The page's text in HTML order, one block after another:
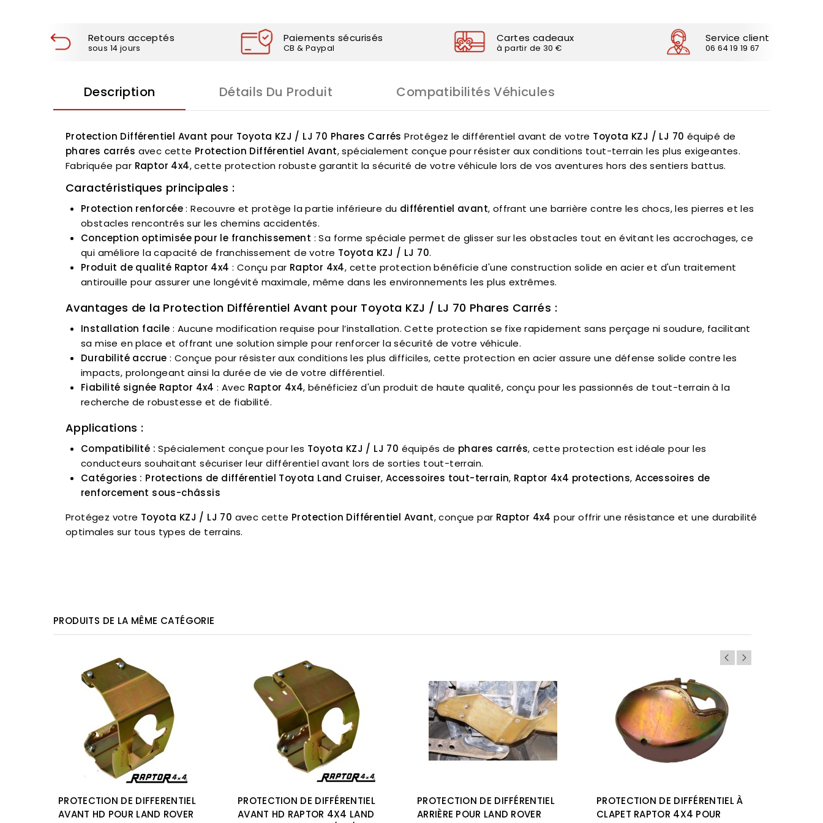
Retours acceptés
sous 14 jours
Paiements sécurisés
CB & Paypal
Cartes cadeaux
à partir de 30 €
Service client
06 64 19 19 67
Description Détails Du Produit Compatibilités Véhicules
Protection Différentiel Avant pour Toyota KZJ / LJ 70 Phares Carrés Protégez le différentiel avant de votre Toyota KZJ / LJ 70 équipé de
phares carrés avec cette Protection Différentiel Avant, spécialement conçue pour résister aux conditions tout-terrain les plus exigeantes.
Fabriquée par Raptor 4x4, cette protection robuste garantit la sécurité de votre véhicule lors de vos aventures hors des sentiers battus.
Caractéristiques principales :
Protection renforcée: Recouvre et protège la partie inférieure du différentiel avant, offrant une barrière contre les chocs, les pierres et les
obstacles rencontrés sur les chemins accidentés.
Conception optimisée pour le franchissement : Sa forme spéciale permet de glisser sur les obstacles tout en évitant les accrochages, ce
qui améliore la capacité de franchissement de votre Toyota KZJ / LJ 70.
Produit de qualité Raptor 4x4 : Conçu par Raptor 4x4, cette protection bénéficie d'une construction solide en acier et d'un traitement
antirouille pour assurer une longévité maximale, même dans les environnements les plus extrêmes.
Avantages de la Protection Différentiel Avant pour Toyota KZJ / LJ 70 Phares Carrés :
Installation facile : Aucune modification requise pour l’installation. Cette protection se fixe rapidement sans perçage ni soudure, facilitant
sa mise en place et offrant une solution simple pour renforcer la sécurité de votre véhicule.
Durabilité accrue : Conçue pour résister aux conditions les plus difficiles, cette protection en acier assure une défense solide contre les
impacts, prolongeant ainsi la durée de vie de votre différentiel.
Fiabilité signée Raptor 4x4 : Avec Raptor 4x4, bénéficiez d'un produit de haute qualité, conçu pour les passionnés de tout-terrain à la
recherche de robustesse et de fiabilité.
Applications :
Compatibilité : Spécialement conçue pour les Toyota KZJ / LJ 70 équipés de phares carrés, cette protection est idéale pour les
conducteurs souhaitant sécuriser leur différentiel avant lors de sorties tout-terrain.
Catégories : Protections de différentiel Toyota Land Cruiser, Accessoires tout-terrain, Raptor 4x4 protections, Accessoires de
renforcement sous-châssis
Protégez votre Toyota KZJ / LJ 70 avec cette Protection Différentiel Avant, conçue par Raptor 4x4 pour offrir une résistance et une durabilité
optimales sur tous types de terrains.
PRODUITS DE LA MÊME CATÉGORIE
PROTECTION DE DIFFERENTIEL
AVANT HD POUR LAND ROVER
PROTECTION DE DIFFÉRENTIEL
AVANT HD RAPTOR 4X4 LAND
PROTECTION DE DIFFÉRENTIEL
ARRIÈRE POUR LAND ROVER
PROTECTION DE DIFFÉRENTIEL À
CLAPET RAPTOR 4X4 POUR